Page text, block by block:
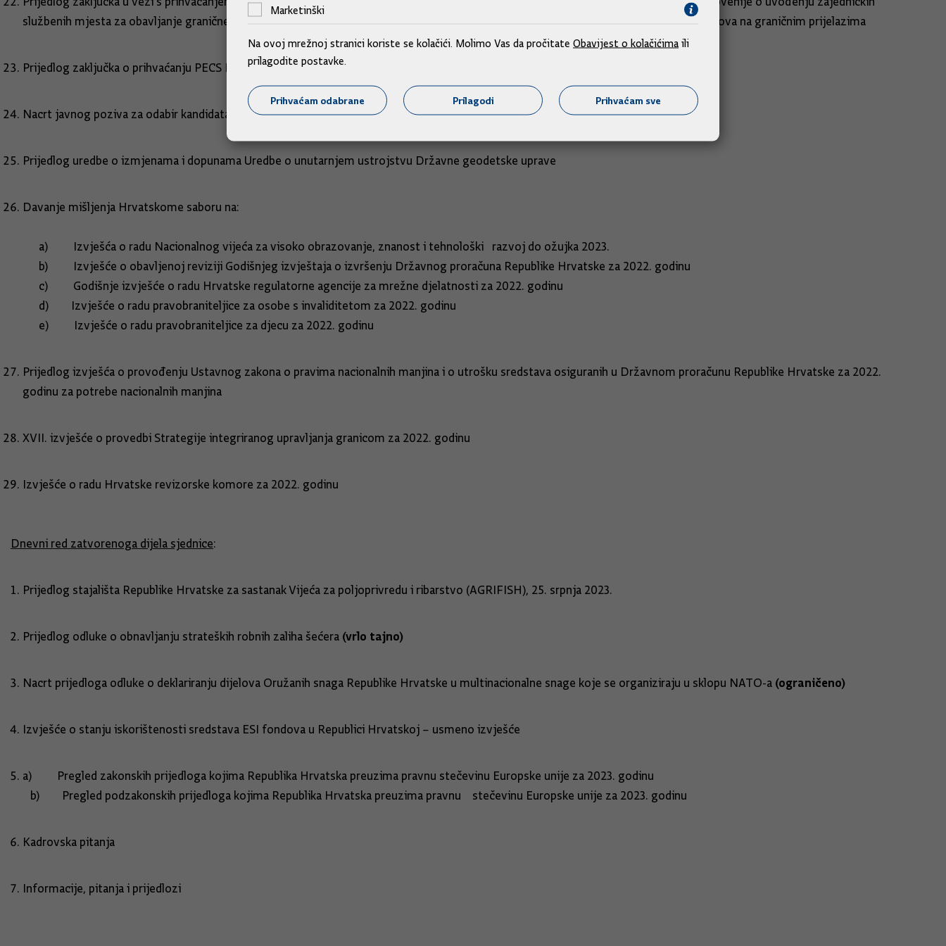
službenih mjesta za obavljanje granične kontrole i Ugovora između Republike Hrvatske i Republike Slovenije o plaćanju režijskih troškova na graničnim prijelazima
Prijedlog zaključka o prihvaćanju PECS Povelje između Republike Hrvatske i Europske svemirske agencije
Nacrt javnog poziva za odabir kandidata za zamjenika predsjednika i člana Državne komisije za kontrolu postupaka javne nabave
Prijedlog uredbe o izmjenama i dopunama Uredbe o unutarnjem ustrojstvu Državne geodetske uprave
Davanje mišljenja Hrvatskome saboru na:
a) Izvješća o radu Nacionalnog vijeća za visoko obrazovanje, znanost i tehnološki razvoj do ožujka 2023.
b) Izvješće o obavljenoj reviziji Godišnjeg izvještaja o izvršenju Državnog proračuna Republike Hrvatske za 2022. godinu
c) Godišnje izvješće o radu Hrvatske regulatorne agencije za mrežne djelatnosti za 2022. godinu
d) Izvješće o radu pravobraniteljice za osobe s invaliditetom za 2022. godinu
e) Izvješće o radu pravobraniteljice za djecu za 2022. godinu
Prijedlog izvješća o provođenju Ustavnog zakona o pravima nacionalnih manjina i o utrošku sredstava osiguranih u Državnom proračunu Republike Hrvatske za 2022.
godinu za potrebe nacionalnih manjina
XVII. izvješće o provedbi Strategije integriranog upravljanja granicom za 2022. godinu
Izvješće o radu Hrvatske revizorske komore za 2022. godinu
Dnevni red zatvorenoga dijela sjednice:
Prijedlog stajališta Republike Hrvatske za sastanak Vijeća za poljoprivredu i ribarstvo (AGRIFISH), 25. srpnja 2023.
Prijedlog odluke o obnavljanju strateških robnih zaliha šećera (vrlo tajno)
Nacrt prijedloga odluke o deklariranju dijelova Oružanih snaga Republike Hrvatske u multinacionalne snage koje se organiziraju u sklopu NATO-a (ograničeno)
Izvješće o stanju iskorištenosti sredstava ESI fondova u Republici Hrvatskoj – usmeno izvješće
a) Pregled zakonskih prijedloga kojima Republika Hrvatska preuzima pravnu stečevinu Europske unije za 2023. godinu
b) Pregled podzakonskih prijedloga kojima Republika Hrvatska preuzima pravnu stečevinu Europske unije za 2023. godinu
Kadrovska pitanja
Informacije, pitanja i prijedlozi
Marketinški
Na ovoj mrežnoj stranici koriste se kolačići. Molimo Vas da pročitate Obavijest o kolačićima ili
prilagodite postavke.
Prihvaćam odabrane Prilagodi Prihvaćam sve